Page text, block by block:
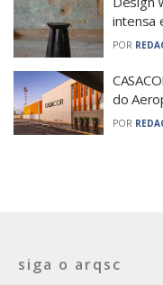
intensa
POR
do
POR
siga o arqsc